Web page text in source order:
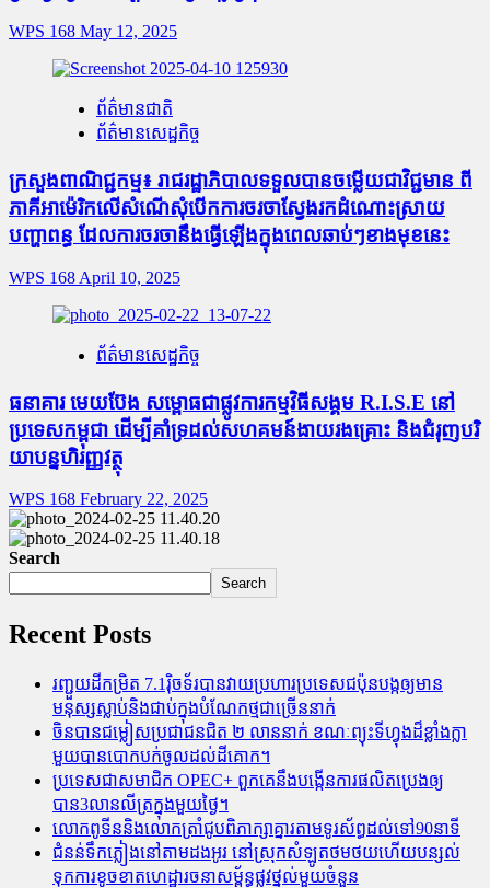
WPS 168 May 12, 2025
ព័ត៌មានជាតិ
ព័ត៌មានសេដ្ឋកិច្ច
ក្រសួងពាណិជ្ជកម្ម៖ រាជរដ្ឋាភិបាលទទួលបានចម្លើយជាវិជ្ជមាន ពី
ភាគីអាម៉េរិកលើសំណើសុំបើកការចរចាស្វែងរកដំណោះស្រាយ
បញ្ហាពន្ធ ដែលការចរចានឹងធ្វើឡើងក្នុងពេលឆាប់ៗខាងមុខនេះ
WPS 168 April 10, 2025
ព័ត៌មានសេដ្ឋកិច្ច
ធនាគារ មេ​យ​ប៊ែ​ង សម្ពោធ​ជា​ផ្លូវការ​កម្មវិធីសង្គម R.I.S.E នៅ​
ប្រទេស​កម្ពុជា ដើម្បី​គាំទ្រ​ដល់សហគមន៍​ងាយ​រង​គ្រោះ និង​ជំរុញបរិ​
យា​បន្នហិរញ្ញវត្ថុ
WPS 168 February 22, 2025
Search
Search
Recent Posts
រញ្ជួយដីកម្រិត​ 7.1រ៉ិចទ័របានវាយប្រហារប្រទេសជប៉ុនបង្កឲ្យមាន
មនុស្សស្លាប់​និង​ជាប់ក្នុងបំណែកថ្មជាច្រើននាក់
ចិនបានជម្លៀសប្រជាជនជិត ២ លាននាក់ ខណៈព្យុះទីហ្វុងដ៏ខ្លាំងក្លា
មួយបានបោកបក់ចូលដល់ដីគោក។
ប្រទេសជាសមាជិក OPEC+​ ពួកគេនឹងបង្កើនការផលិតប្រេងឲ្យ
បាន3លានលីត្រក្នុងមួយថ្ងៃ។
លោកពូទីននិងលោកត្រាំជូបពិភាក្សាគ្នារតាមទូរស័ព្ធដល់ទៅ90នាទី
ជំនន់​ទឹកភ្លៀង​នៅ​តាម​ដងអូរ​ នៅ​ស្រុក​សំឡូត​ថមថយ​ហើយ​បន្សល់​
ទុក​ការ​ខូចខាត​ហេដ្ឋារចនាសម្ព័ន្ធ​ផ្លូវថ្នល់​មួយ​ចំនួន